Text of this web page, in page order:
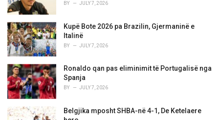
BY JULY 7, 2026
Kupë Bote 2026 pa Brazilin, Gjermaninë e
Italinë
BY JULY 7, 2026
Ronaldo qan pas eliminimit të Portugalisë nga
Spanja
BY JULY 7, 2026
Belgjika mposht SHBA-në 4-1, De Ketelaere